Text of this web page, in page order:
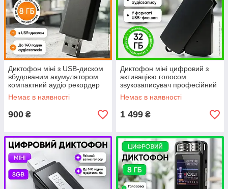
Диктофон міні з USB-диском
вбудованим акумулятором
компактний аудіо рекордер
звукозаписувач портативний
пристрій
Немає в наявності
900 ₴
Диктофон міні цифровий з
активацією голосом
звукозаписувач професійний
аудіо рекордер USB флешка
Немає в наявності
1 499 ₴